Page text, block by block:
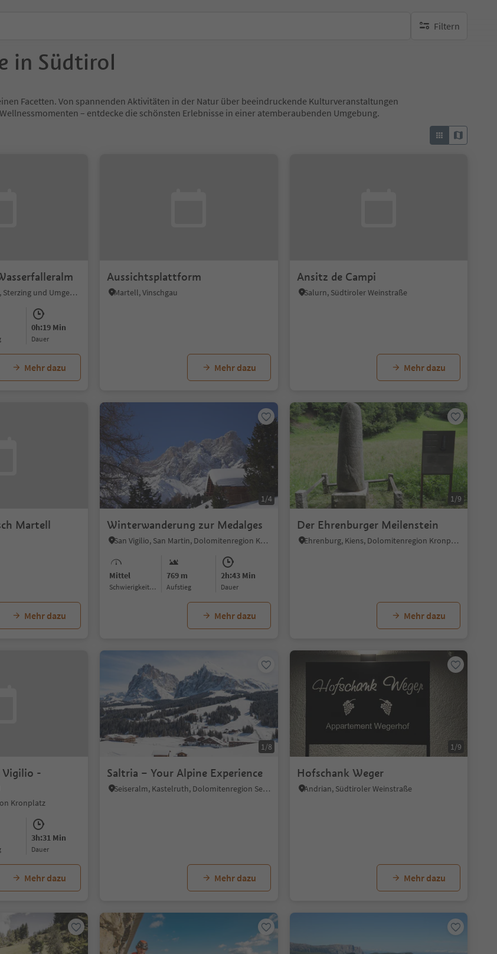
Filtern
keine aktiven Filte
in Südtirol
Facetten. Von spannenden Aktivitäten in der Natur über beeindruckende Kulturveranstaltungen
– entdecke die schönsten Erlebnisse in einer atemberaubenden Umgebung.
Jaufental, Ratschings, Sterzing und Umgebung
0h:19 Min
Dauer
Mehr dazu
Aussichtsplattform
Martell, Vinschgau
Mehr dazu
Ansitz de Campi
Salurn, Südtiroler Weinstraße
Mehr dazu
Martell
Mehr dazu
1/4
Winterwanderung zur Medalges
San Vigilio, San Martin, Dolomitenregion Kronplatz
Mittel
Schwierigkeitsgrad
769 m
Aufstieg
2h:43 Min
Dauer
Mehr dazu
1/9
Der Ehrenburger Meilenstein
Ehrenburg, Kiens, Dolomitenregion Kronplatz
Mehr dazu
Vigilio -
Kronplatz
3h:31 Min
Dauer
Mehr dazu
1/8
Saltria – Your Alpine Experience
Seiseralm, Kastelruth, Dolomitenregion Seiser Alm
Mehr dazu
1/9
Hofschank Weger
Andrian, Südtiroler Weinstraße
Mehr dazu